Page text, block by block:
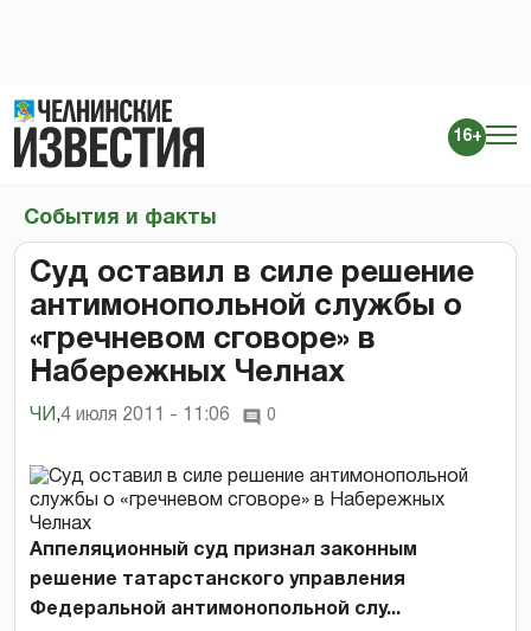
16+
События и факты
Суд оставил в силе решение
антимонопольной службы о
«гречневом сговоре» в
Набережных Челнах
ЧИ ,4 июля 2011 - 11:06 0
Аппеляционный суд признал законным
решение татарстанского управления
Федеральной антимонопольной слу...